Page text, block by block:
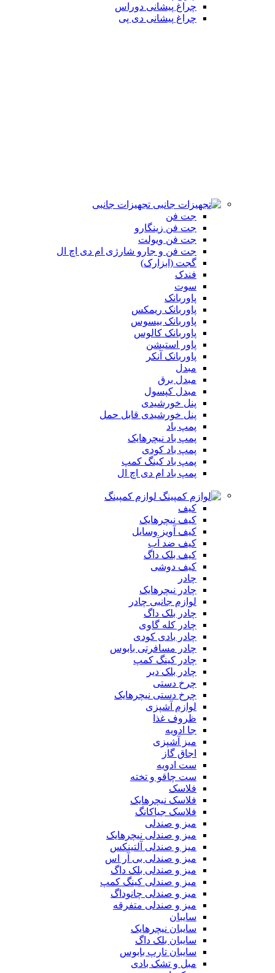
چراغ پیشانی دوراس
چراغ پیشانی دی پی
تجهیزات جانبی
جت فن
جت فن زینگارو
جت فن ویولت
جت فن و جارو شارژی ام دی اچ ال
گجت (ابزارک)
فندک
سوت
پاوربانک
پاوربانک ریمکس
پاوربانک بیسوس
پاوربانک کالوس
پاور استیشن
پاوربانک آنکر
مبدل
مبدل برق
مبدل کپسول
پنل خورشیدی
پنل خورشیدی قابل حمل
پمپ باد
پمپ باد نیچرهایک
پمپ باد کودی
پمپ باد کینگ کمپ
پمپ باد ام دی اچ ال
لوازم کمپینگ
کیف
کیف نیچرهایک
کیف آویز وسایل
کیف ضد آب
کیف بلک داگ
کیف دوشی
چادر
چادر نیچرهایک
لوازم جانبی چادر
چادر بلک داگ
چادر کله گاوی
چادر بادی کودی
چادر مسافرتی بابوس
چادر کینگ کمپ
چادر بلک دیر
چرخ دستی
چرخ دستی نیچرهایک
لوازم آشپزی
ظروف غذا
جا ادویه
میز آشپزی
اجاق گاز
ست ادویه
ست چاقو و تخته
فلاسک
فلاسک نیچرهایک
فلاسک جیاکانگ
میز و صندلی
میز و صندلی نیچرهایک
میز و صندلی آلتینکس
میز و صندلی بی آر اس
میز و صندلی بلک داگ
میز و صندلی کینگ کمپ
میز و صندلی چانوداگ
میز و صندلی متفرقه
سایبان
سایبان نیچرهایک
سایبان بلک داگ
سایبان تارپ بابوس
مبل و تشک بادی